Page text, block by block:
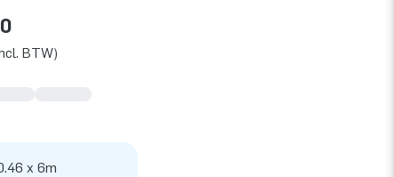
BTW)
x 6m